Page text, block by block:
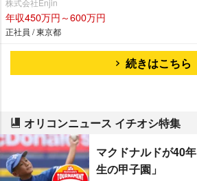
株式会社Enjin
年収450万円～600万円
正社員 / 東京都
続きはこちら
オリコンニュース イチオシ特集
マクドナルドが40
生の甲子園」